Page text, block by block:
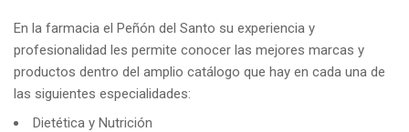
En la farmacia el Peñón del Santo su experiencia y
profesionalidad les permite conocer las mejores marcas y
productos dentro del amplio catálogo que hay en cada una de
las siguientes especialidades:
Dietética y Nutrición